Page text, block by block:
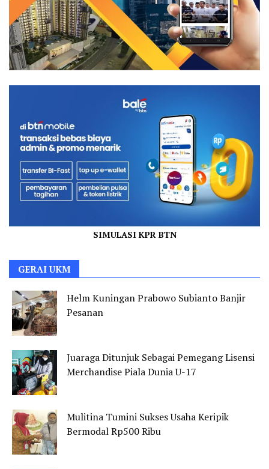
SIMULASI KPR BTN
GERAI UKM
Helm Kuningan Prabowo Subianto Banjir
Pesanan
Juaraga Ditunjuk Sebagai Pemegang Lisensi
Merchandise Piala Dunia U-17
Mulitina Tumini Sukses Usaha Keripik
Bermodal Rp500 Ribu